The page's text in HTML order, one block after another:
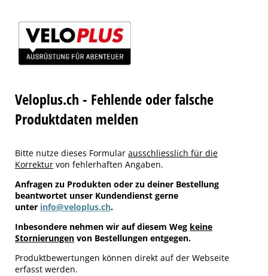
Veloplus.ch - Fehlende oder falsche
Produktdaten melden
Bitte nutze dieses Formular ausschliesslich für die
Korrektur von fehlerhaften Angaben.
Anfragen zu Produkten oder zu deiner Bestellung
beantwortet unser Kundendienst gerne
unter info@veloplus.ch.
Inbesondere nehmen wir auf diesem Weg keine
Stornierungen von Bestellungen entgegen.
Produktbewertungen können direkt auf der Webseite
erfasst werden.